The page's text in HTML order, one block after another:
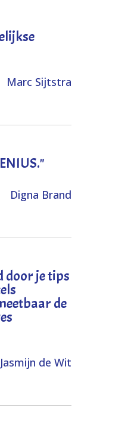
Marc Sijtstra
Digna Brand
door je tips
de
Jasmijn de Wit